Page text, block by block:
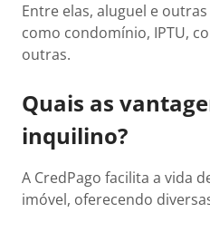
Entre elas, aluguel e
como condomínio, IPTU,
outras.
Quais as
inquilino?
A CredPago facilita a vida
imóvel, oferecendo